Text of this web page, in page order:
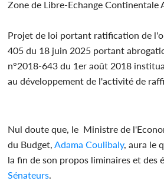
Zone de Libre-Echange Continentale
Projet de loi portant ratification de
405 du 18 juin 2025 portant
n°2018-643 du 1er août 2018
au développement de l'activité de
Nul doute que, le Ministre de
du Budget, Adama Coulibaly, aura le
la fin de son propos liminaires et des
Sénateurs